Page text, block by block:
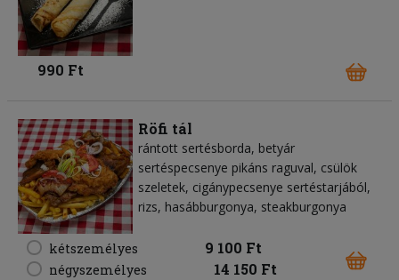
990 Ft
Röfi tál
rántott sertésborda, betyár
sertéspecsenye pikáns raguval, csülök
szeletek, cigánypecsenye sertéstarjából,
rizs, hasábburgonya, steakburgonya
kétszemélyes 9 100 Ft
négyszemélyes 14 150 Ft